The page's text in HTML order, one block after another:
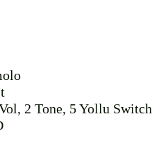
2 Tone, 5 Yollu Switch